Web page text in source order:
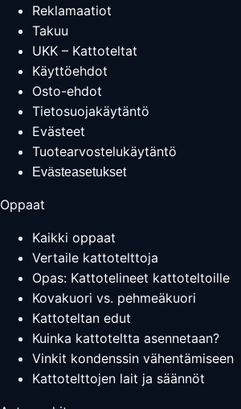
Reklamaatiot
Takuu
UKK – Kattoteltat
Käyttöehdot
Osto-ehdot
Tietosuojakäytäntö
Evästeet
Tuotearvostelukäytäntö
Evästeasetukset
Oppaat
Kaikki oppaat
Vertaile kattotelttoja
Opas: Kattotelineet kattoteltoille
Kovakuori vs. pehmeäkuori
Kattoteltan edut
Kuinka kattoteltta asennetaan?
Vinkit kondenssin vähentämiseen
Kattotelttojen lait ja säännöt